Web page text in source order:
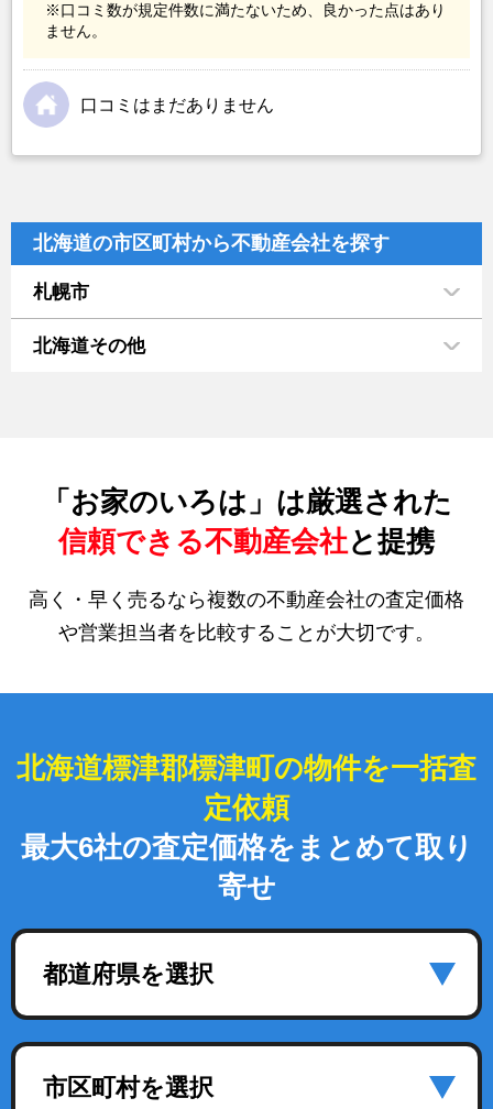
※口コミ数が規定件数に満たないため、良かった点はあり
ません。
口コミはまだありません
北海道の市区町村から不動産会社を探す
札幌市
北海道その他
「お家のいろは」は厳選された
信頼できる不動産会社と提携
高く・早く売るなら複数の不動産会社の査定価格
や営業担当者を比較することが大切です。
北海道標津郡標津町の物件を一括査
定依頼
最大6社の査定価格をまとめて取り
寄せ
都道府県を選択
市区町村を選択